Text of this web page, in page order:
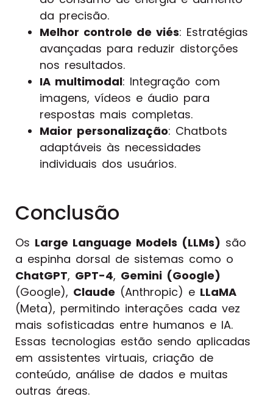
da precisão.
Melhor controle de viés: Estratégias
avançadas para reduzir distorções
nos resultados.
IA multimodal: Integração com
imagens, vídeos e áudio para
respostas mais completas.
Maior personalização: Chatbots
adaptáveis às necessidades
individuais dos usuários.
Conclusão
Os Large Language Models (LLMs) são
a espinha dorsal de sistemas como o
ChatGPT, GPT-4, Gemini (Google)
(Google), Claude (Anthropic) e LLaMA
(Meta), permitindo interações cada vez
mais sofisticadas entre humanos e IA.
Essas tecnologias estão sendo aplicadas
em assistentes virtuais, criação de
conteúdo, análise de dados e muitas
outras áreas.